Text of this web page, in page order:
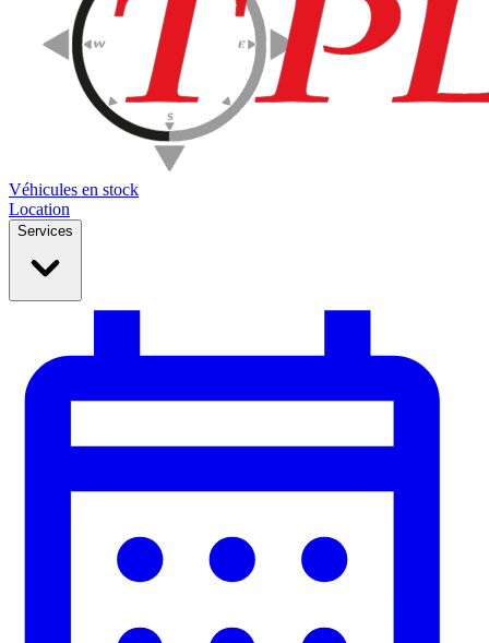
Véhicules en stock
Location
Services